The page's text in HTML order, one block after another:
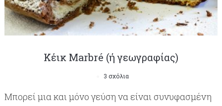
Κέικ Marbré (ή γεωγραφίας)
3 σχόλια
Μπορεί μια και μόνο γεύση να είναι συνυφασμένη